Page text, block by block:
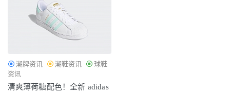
潮牌资讯 潮鞋资讯
球鞋
资讯
清爽薄荷糖配色！全新 adidas
皮衣怎么穿更酷 皮衣搭配网纱裙 仙气带点酷酷感绝
鞋面质感出众！全新 Nike Air Max 95 酷黑配色曝光！
北面全新 Scrambler 登山鞋款系列发售，多色可选
12